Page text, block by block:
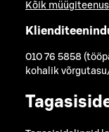
Kõik
010 76 5858
kohalik